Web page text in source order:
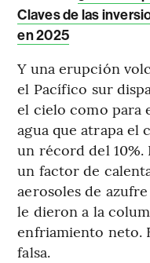
Claves de las
en 2025
Y una erupción
el Pacífico sur
el cielo como para
agua que atrapa el
un récord del
un factor de
aerosoles de
le dieron a la
enfriamiento neto.
falsa.